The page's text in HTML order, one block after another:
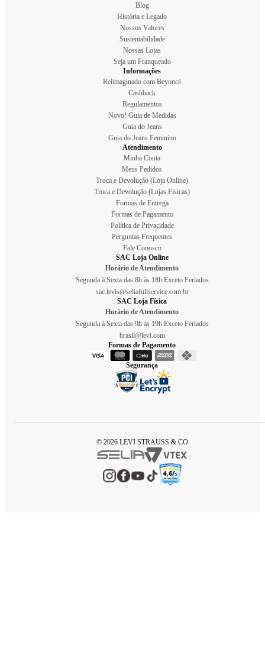
Blog
História e Legado
Nossos Valores
Sustentabilidade
Nossas Lojas
Seja um Franqueado
Informações
Reiimaginado com Beyoncé
Cashback
Regulamentos
Novo! Guia de Medidas
Guia do Jeans
Guia do Jeans Feminino
Atendimento
Minha Conta
Meus Pedidos
Troca e Devolução (Loja Online)
Troca e Devolução (Lojas Físicas)
Formas de Entrega
Formas de Pagamento
Política de Privacidade
Perguntas Frequentes
Fale Conosco
SAC Loja Online
Horário de Atendimento
Segunda à Sexta das 8h às 18h Exceto Feriados
sac.levis@seliafullservice.com.br
SAC Loja Física
Horário de Atendimento
Segunda à Sexta das 9h às 19h Exceto Feriados
brasil@levi.com
Formas de Pagamento
Segurança
© 2026 LEVI STRAUSS & CO